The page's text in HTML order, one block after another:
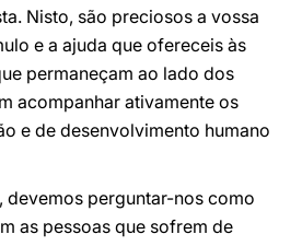
Nisto, são preciosos a vossa
e a ajuda que ofereceis às
permaneçam ao lado dos
acompanhar ativamente os
e de desenvolvimento humano
devemos perguntar-nos como
as pessoas que sofrem de